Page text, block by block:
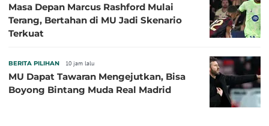
Masa Depan Marcus Rashford Mulai
Terang, Bertahan di MU Jadi Skenario
Terkuat
BERITA PILIHAN 10 jam lalu
MU Dapat Tawaran Mengejutkan, Bisa
Boyong Bintang Muda Real Madrid